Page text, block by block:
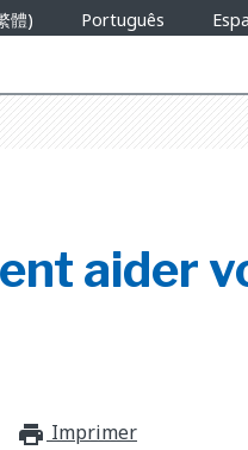
體) Português
aider
Imprimer